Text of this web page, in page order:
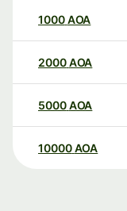
1000AOA
2000AOA
5000AOA
10000 AOA